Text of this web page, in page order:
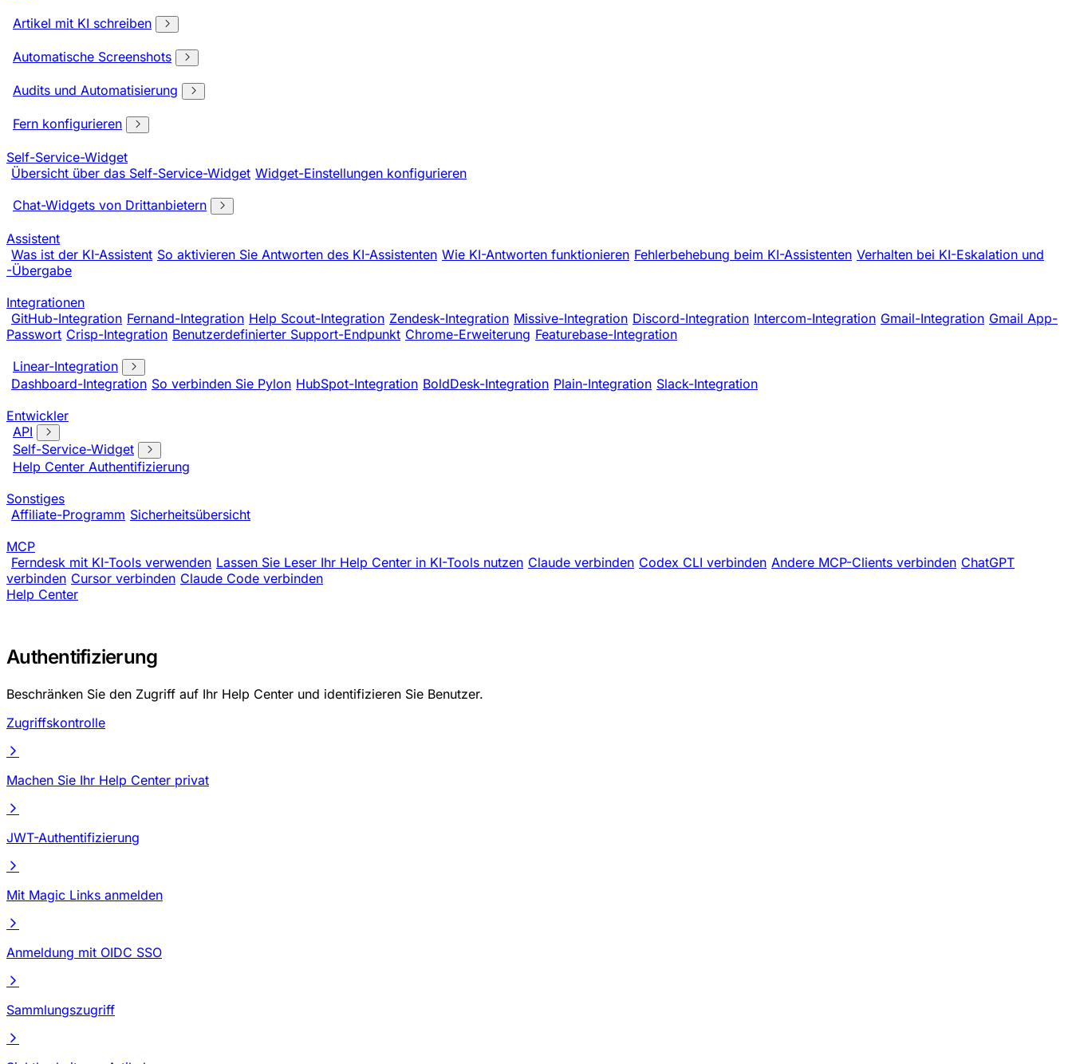
Artikel mit KI schreiben
Automatische Screenshots
Audits und Automatisierung
Fern konfigurieren
Self-Service-Widget
Übersicht über das Self-Service-Widget Widget-Einstellungen konfigurieren
Chat-Widgets von Drittanbietern
Assistent
Was ist der KI-Assistent So aktivieren Sie Antworten des KI-Assistenten Wie KI-Antworten funktionieren Fehlerbehebung beim KI-Assistenten Verhalten bei KI-Eskalation und
-Übergabe
Integrationen
GitHub-Integration Fernand-Integration Help Scout-Integration Zendesk-Integration Missive-Integration Discord-Integration Intercom-Integration Gmail-Integration Gmail App-
Passwort Crisp-Integration Benutzerdefinierter Support-Endpunkt Chrome-Erweiterung Featurebase-Integration
Linear-Integration
Dashboard-Integration So verbinden Sie Pylon HubSpot-Integration BoldDesk-Integration Plain-Integration Slack-Integration
Entwickler
API
Self-Service-Widget
Help Center Authentifizierung
Sonstiges
Affiliate-Programm Sicherheitsübersicht
MCP
Ferndesk mit KI-Tools verwenden Lassen Sie Leser Ihr Help Center in KI-Tools nutzen Claude verbinden Codex CLI verbinden Andere MCP-Clients verbinden ChatGPT
verbinden Cursor verbinden Claude Code verbinden
Help Center
Authentifizierung
Beschränken Sie den Zugriff auf Ihr Help Center und identifizieren Sie Benutzer.
Zugriffskontrolle
Machen Sie Ihr Help Center privat
JWT-Authentifizierung
Mit Magic Links anmelden
Anmeldung mit OIDC SSO
Sammlungszugriff